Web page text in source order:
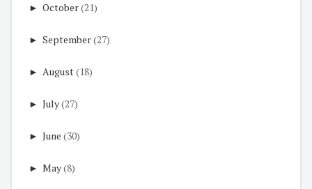
► October(21)
► September(27)
► August(18)
► July(27)
► June (30)
► May(8)